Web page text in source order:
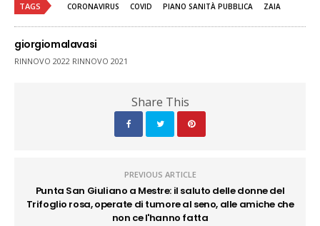
TAGS CORONAVIRUS COVID PIANO SANITÀ PUBBLICA ZAIA
giorgiomalavasi
RINNOVO 2022 RINNOVO 2021
Share This
PREVIOUS ARTICLE
Punta San Giuliano a Mestre: il saluto delle donne del
Trifoglio rosa, operate di tumore al seno, alle amiche che
non ce l'hanno fatta